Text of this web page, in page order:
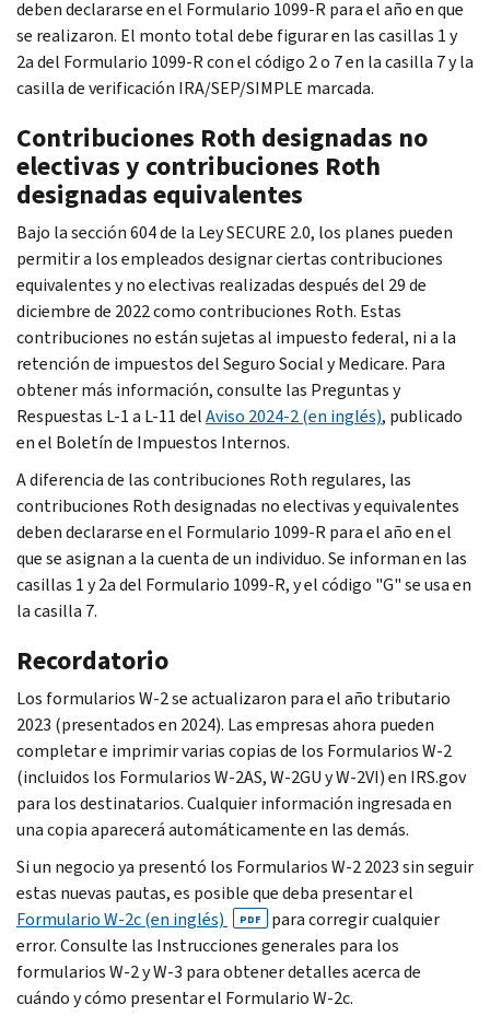
deben declararse en el Formulario 1099-R para el año en que
se realizaron. El monto total debe figurar en las casillas 1 y
2a del Formulario 1099-R con el código 2 o 7 en la casilla 7 y la
casilla de verificación IRA/SEP/SIMPLE marcada.
Contribuciones Roth designadas no
electivas y contribuciones Roth
designadas equivalentes
Bajo la sección 604 de la Ley SECURE 2.0, los planes pueden
permitir a los empleados designar ciertas contribuciones
equivalentes y no electivas realizadas después del 29 de
diciembre de 2022 como contribuciones Roth. Estas
contribuciones no están sujetas al impuesto federal, ni a la
retención de impuestos del Seguro Social y Medicare. Para
obtener más información, consulte las Preguntas y
Respuestas L-1 a L-11 delAviso 2024-2 (en inglés), publicado
en el Boletín de Impuestos Internos.
A diferencia de las contribuciones Roth regulares, las
contribuciones Rothdesignadas no electivas y equivalentes
deben declararse en el Formulario 1099-R para el año en el
que se asignan a la cuenta de un individuo. Se informan en las
casillas 1 y 2a del Formulario 1099-R, y el código "G" se usa en
la casilla 7.
Recordatorio
Los formularios W-2 se actualizaron para el año tributario
2023 (presentados en 2024). Las empresas ahora pueden
completar e imprimir varias copias de los Formularios W-2
(incluidos los Formularios W-2AS, W-2GU y W-2VI) en IRS.gov
para los destinatarios. Cualquier información ingresada en
una copia aparecerá automáticamente en las demás.
Si un negocio ya presentó los Formularios W-2 2023 sin seguir
estas nuevas pautas, es posible que deba presentar el
Formulario W-2c (en inglés)
PDF
para corregir cualquier
error. Consulte las Instrucciones generales para los
formularios W-2 y W-3 para obtener detalles acerca de
cuándo y cómo presentar el Formulario W-2c.